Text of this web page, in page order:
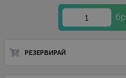
бр.
РЕЗЕРВИРАЙ